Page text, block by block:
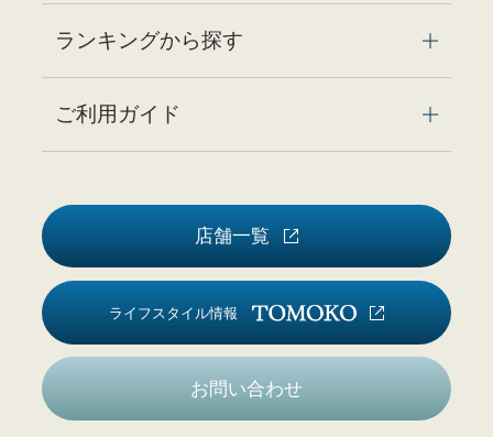
ランキングから探す
ご利用ガイド
店舗一覧
ライフスタイル情報
お問い合わせ